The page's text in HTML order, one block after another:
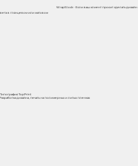
в глянцевом или матовом
Типография TopPrint
Разработка дизайна, печать на полимерных и литых пленках
WrapStock - Если ваш клиент просит сделать дизайн